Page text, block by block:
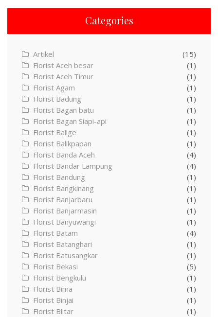
Categories
Artikel
(15)
Florist Aceh besar
(1)
Florist Aceh Timur
(1)
Florist Agam
(1)
Florist Badung
(1)
Florist Bagan batu
(1)
Florist Bagan Siapi-api
(1)
Florist Balige
(1)
Florist Balikpapan
(1)
Florist Banda Aceh
(4)
Florist Bandar Lampung
(4)
Florist Bandung
(1)
Florist Bangkinang
(1)
Florist Banjarbaru
(1)
Florist Banjarmasin
(1)
Florist Banyuwangi
(1)
Florist Batam
(4)
Florist Batanghari
(1)
Florist Batusangkar
(1)
Florist Bekasi
(5)
Florist Bengkulu
(1)
Florist Bima
(1)
Florist Binjai
(1)
Florist Blitar
(1)